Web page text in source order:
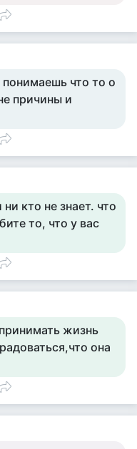
что то о
причины и
кто не знает. что
то, что у вас
жизнь
она